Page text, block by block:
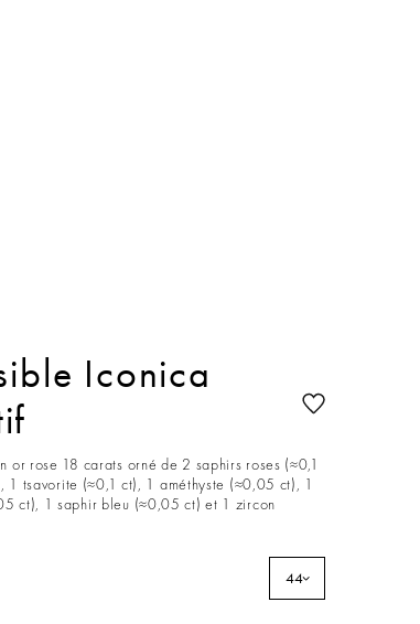
Iconica
rose 18 carats orné de 2 saphirs roses (≈0,1
tsavorite (≈0,1 ct), 1 améthyste (≈0,05 ct), 1
ct), 1 saphir bleu (≈0,05 ct) et 1 zircon
44